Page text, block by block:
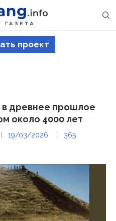
проект
древнее прошлое
около 4000 лет
19/03/2026
365